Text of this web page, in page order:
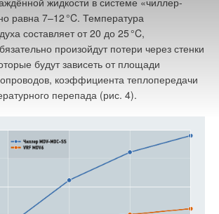
равна 7–12°C. Температура
составляет от 20 до 25°C,
произойдут потери через стенки
будут зависеть от площади
коэффициента теплопередачи
перепада (рис. 4).